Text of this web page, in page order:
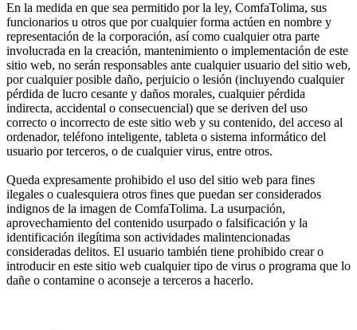
En la medida en que sea permitido por la ley, ComfaTolima, sus
funcionarios u otros que por cualquier forma actúen en nombre y
representación de la corporación, así como cualquier otra parte
involucrada en la creación, mantenimiento o implementación de este
sitio web, no serán responsables ante cualquier usuario del sitio web,
por cualquier posible daño, perjuicio o lesión (incluyendo cualquier
pérdida de lucro cesante y daños morales, cualquier pérdida
indirecta, accidental o consecuencial) que se deriven del uso
correcto o incorrecto de este sitio web y su contenido, del acceso al
ordenador, teléfono inteligente, tableta o sistema informático del
usuario por terceros, o de cualquier virus, entre otros.
Queda expresamente prohibido el uso del sitio web para fines
ilegales o cualesquiera otros fines que puedan ser considerados
indignos de la imagen de ComfaTolima. La usurpación,
aprovechamiento del contenido usurpado o falsificación y la
identificación ilegítima son actividades malintencionadas
consideradas delitos. El usuario también tiene prohibido crear o
introducir en este sitio web cualquier tipo de virus o programa que lo
dañe o contamine o aconseje a terceros a hacerlo.